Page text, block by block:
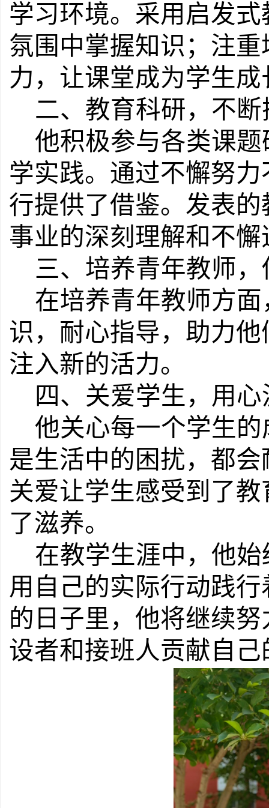
学习环境。采用启发式
氛围中掌握知识 ； 注重
力，让课堂成为学生
二、教育科研，不
他积极参与各类课题
学实践。 通过不懈努力
行提供了借鉴。发表的
事业的深刻理解和不懈
三、培养青年教师
在培养青年教师方面
识 ， 耐心指导， 助力他
注入新的活力。
四、关爱学生，用
他关心每一个学生
是生活中的困扰，都
关爱让学生感受到 了教
了滋养。
在教学生涯中， 他始
用自己的实际行动践
的日子里，他将继续
设者和接班人贡献自己